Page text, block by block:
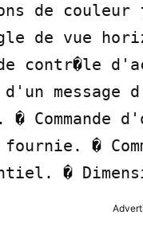
de
de vue
contr�le
�
�